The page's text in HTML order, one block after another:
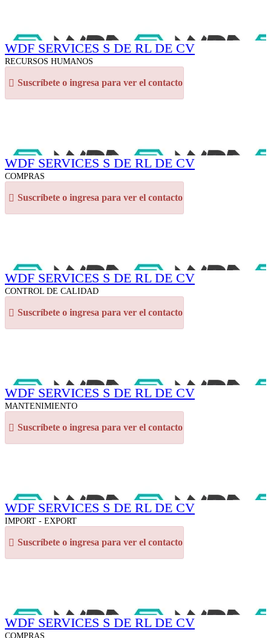
WDF SERVICES S DE RL DE CV
RECURSOS HUMANOS
Suscríbete o ingresa para ver el contacto
WDF SERVICES S DE RL DE CV
COMPRAS
Suscríbete o ingresa para ver el contacto
WDF SERVICES S DE RL DE CV
CONTROL DE CALIDAD
Suscríbete o ingresa para ver el contacto
WDF SERVICES S DE RL DE CV
MANTENIMIENTO
Suscríbete o ingresa para ver el contacto
WDF SERVICES S DE RL DE CV
IMPORT - EXPORT
Suscríbete o ingresa para ver el contacto
WDF SERVICES S DE RL DE CV
COMPRAS